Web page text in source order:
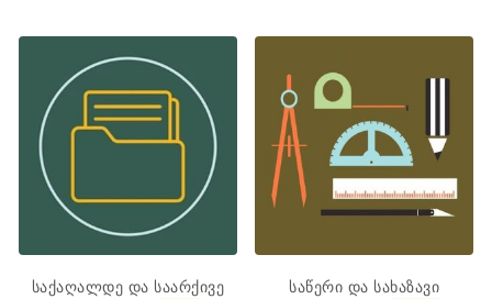
საქაღალდე და საარქივე
საწერი და სახაზავი